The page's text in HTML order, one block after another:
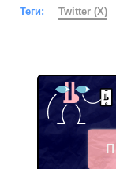
Теги: Twitter (X)